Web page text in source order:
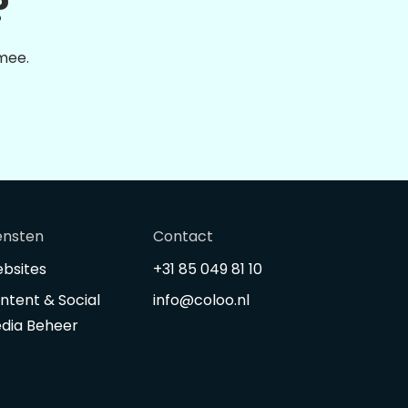
Contact
+31 85 049 81 10
info@coloo.nl
& Social
Beheer